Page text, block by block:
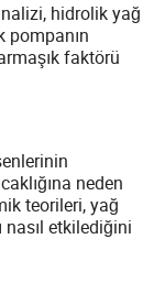
hidrolik yağ
pompanın
faktörü
neden
teorileri, yağ
etkilediğini